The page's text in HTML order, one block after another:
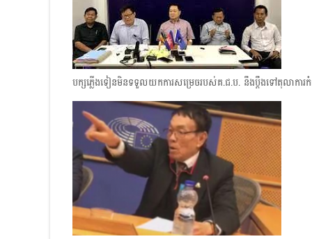
បក្សភ្លើងទៀនមិនទទួលយកការសម្រេចរបស់​គ.ជ.ប. នឹងប្ដឹងទៅតុលាកា